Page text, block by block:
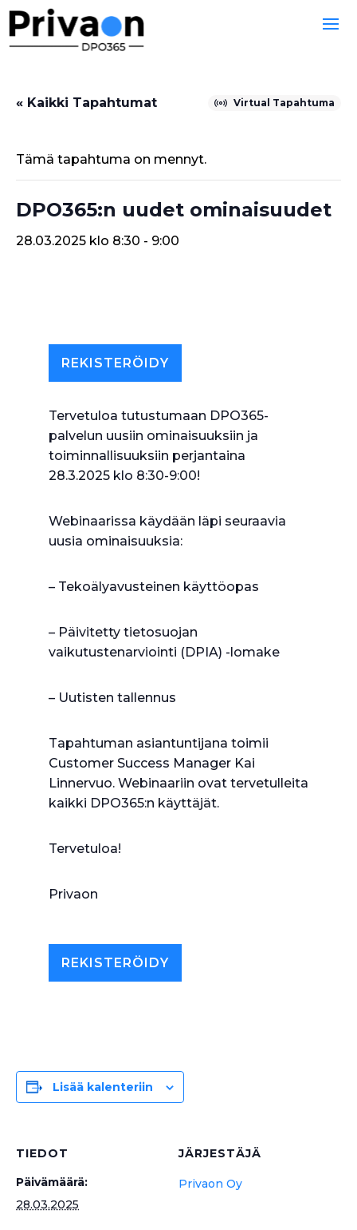
« Kaikki Tapahtumat Virtual Tapahtuma
Tämä tapahtuma on mennyt.
DPO365:n uudet ominaisuudet
28.03.2025 klo 8:30 - 9:00
REKISTERÖIDY
Tervetuloa tutustumaan DPO365-
palvelun uusiin ominaisuuksiin ja
toiminnallisuuksiin perjantaina
28.3.2025 klo 8:30-9:00!
Webinaarissa käydään läpi seuraavia
uusia ominaisuuksia:
– Tekoälyavusteinen käyttöopas
– Päivitetty tietosuojan
vaikutustenarviointi (DPIA) -lomake
– Uutisten tallennus
Tapahtuman asiantuntijana toimii
Customer Success Manager Kai
Linnervuo. Webinaariin ovat tervetulleita
kaikki DPO365:n käyttäjät.
Tervetuloa!
Privaon
REKISTERÖIDY
Lisää kalenteriin
TIEDOT
Päivämäärä:
28.03.2025
JÄRJESTÄJÄ
Privaon Oy